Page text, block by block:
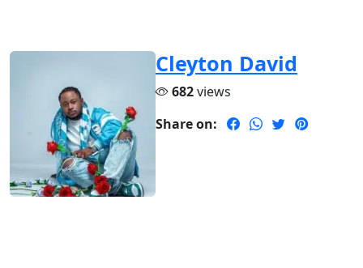
Cleyton David
682views
Share on: